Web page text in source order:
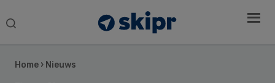
Search
Home › Nieuws
Sidebar